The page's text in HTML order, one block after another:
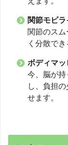
関節モビ
関節のス
く分散でき
ボディマ
今、脳が
し、負担
せます。